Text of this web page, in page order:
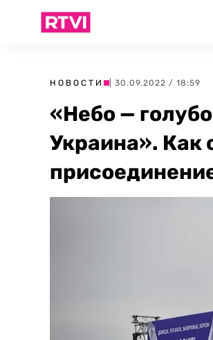
НОВОСТИ | 30.09.2022 / 18:59
«Небо —
Украина». Как